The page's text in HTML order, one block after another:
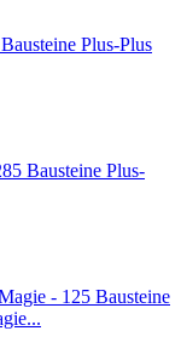
Plus-Plus
Plus-